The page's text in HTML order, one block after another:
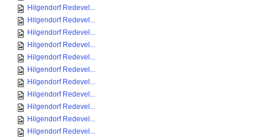
Hilgendorf Redevel...
Hilgendorf Redevel...
Hilgendorf Redevel...
Hilgendorf Redevel...
Hilgendorf Redevel...
Hilgendorf Redevel...
Hilgendorf Redevel...
Hilgendorf Redevel...
Hilgendorf Redevel...
Hilgendorf Redevel...
Hilgendorf Redevel...